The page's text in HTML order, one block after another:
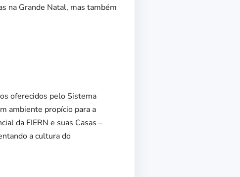
na Grande Natal, mas também
oferecidos pelo Sistema
ambiente propício para a
da FIERN e suas Casas –
a cultura do